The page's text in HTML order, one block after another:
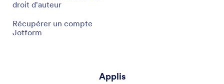
droit d'auteur
Récupérer un compte
Jotform
Applis